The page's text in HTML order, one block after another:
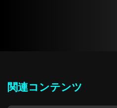
関連コンテンツ